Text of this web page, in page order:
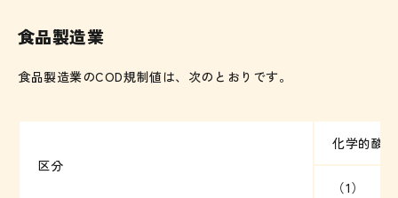
食品製造業
食品製造業のCOD規制値は、次のとおりです。
区分
化学的酸
（1）